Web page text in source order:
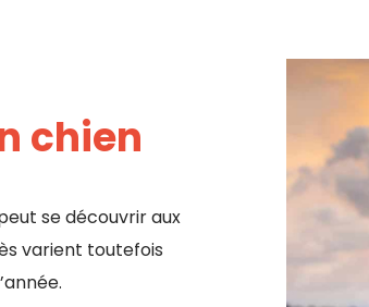
chien
se découvrir aux
varient toutefois